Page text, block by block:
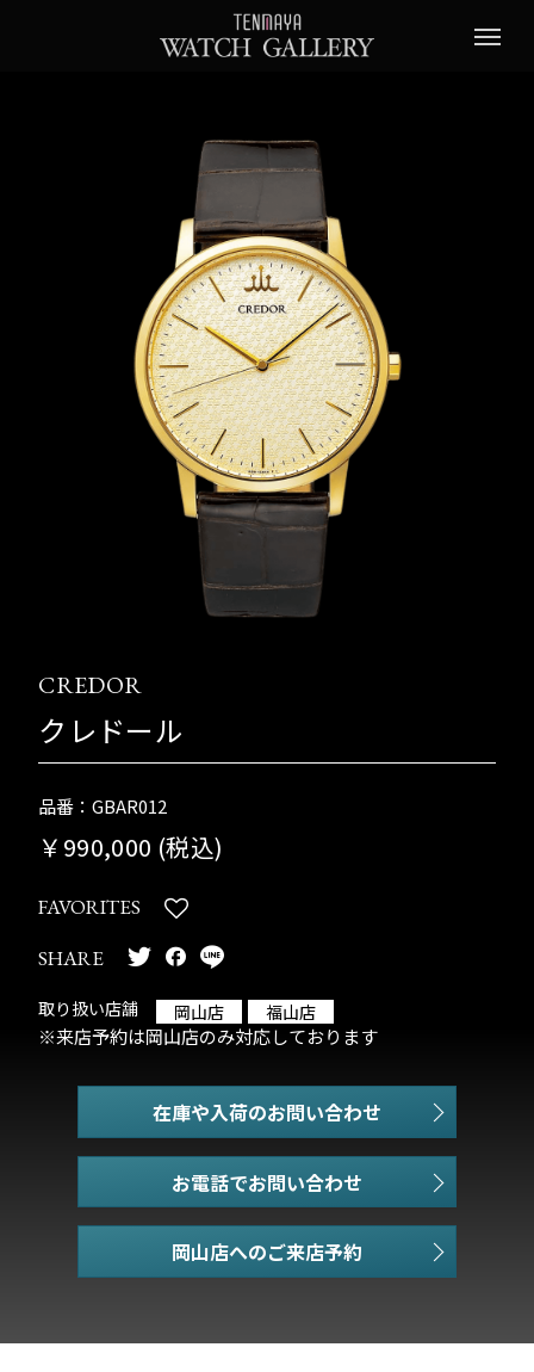
CREDOR
クレドール
品番：GBAR012
￥990,000 (税込)
FAVORITES
SHARE
取り扱い店舗 岡山店 福山店
※来店予約は岡山店のみ対応しております
在庫や入荷のお問い合わせ
お電話でお問い合わせ